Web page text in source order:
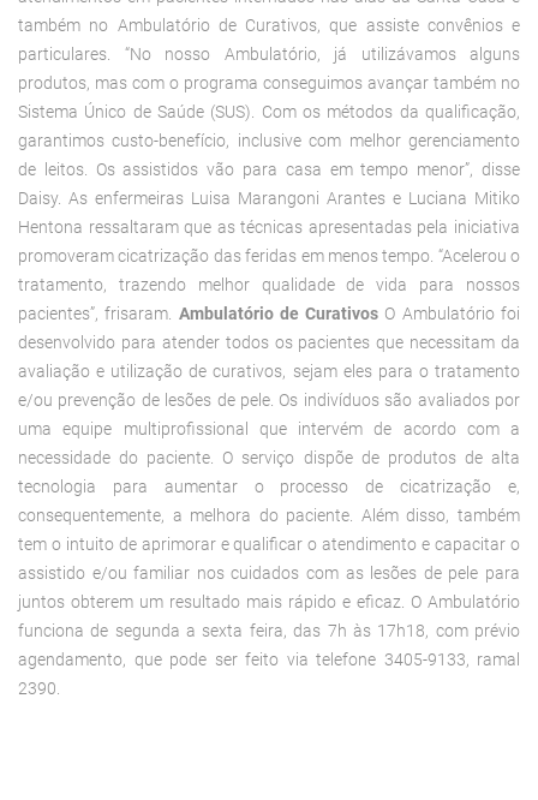
também no Ambulatório de Curativos, que assiste convênios e
particulares. “No nosso Ambulatório, já utilizávamos alguns
produtos, mas com o programa conseguimos avançar também no
Sistema Único de Saúde (SUS). Com os métodos da qualificação,
garantimos custo-benefício, inclusive com melhor gerenciamento
de leitos. Os assistidos vão para casa em tempo menor”, disse
Daisy. As enfermeiras Luisa Marangoni Arantes e Luciana Mitiko
Hentona ressaltaram que as técnicas apresentadas pela iniciativa
promoveram cicatrização das feridas em menos tempo. “Acelerou o
tratamento, trazendo melhor qualidade de vida para nossos
pacientes”, frisaram. Ambulatório de Curativos O Ambulatório foi
desenvolvido para atender todos os pacientes que necessitam da
avaliação e utilização de curativos, sejam eles para o tratamento
e/ou prevenção de lesões de pele. Os indivíduos são avaliados por
uma equipe multiprofissional que intervém de acordo com a
necessidade do paciente. O serviço dispõe de produtos de alta
tecnologia para aumentar o processo de cicatrização e,
consequentemente, a melhora do paciente. Além disso, também
tem o intuito de aprimorar e qualificar o atendimento e capacitar o
assistido e/ou familiar nos cuidados com as lesões de pele para
juntos obterem um resultado mais rápido e eficaz. O Ambulatório
funciona de segunda a sexta feira, das 7h às 17h18, com prévio
agendamento, que pode ser feito via telefone 3405-9133, ramal
2390.